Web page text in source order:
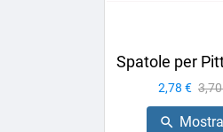
Spatole per
Prezzo
2,78 €
